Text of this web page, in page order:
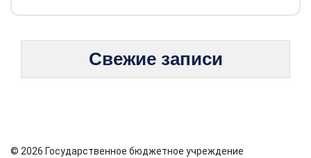
Свежие записи
© 2026 Государственное бюджетное учреждение